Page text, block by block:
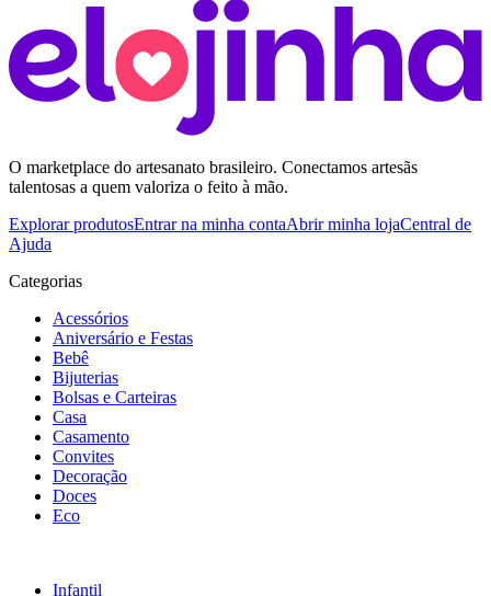
O marketplace do artesanato brasileiro. Conectamos artesãs
talentosas a quem valoriza o feito à mão.
Explorar produtosEntrar na minha contaAbrir minha lojaCentral de
Ajuda
Categorias
Acessórios
Aniversário e Festas
Bebê
Bijuterias
Bolsas e Carteiras
Casa
Casamento
Convites
Decoração
Doces
Eco
Infantil